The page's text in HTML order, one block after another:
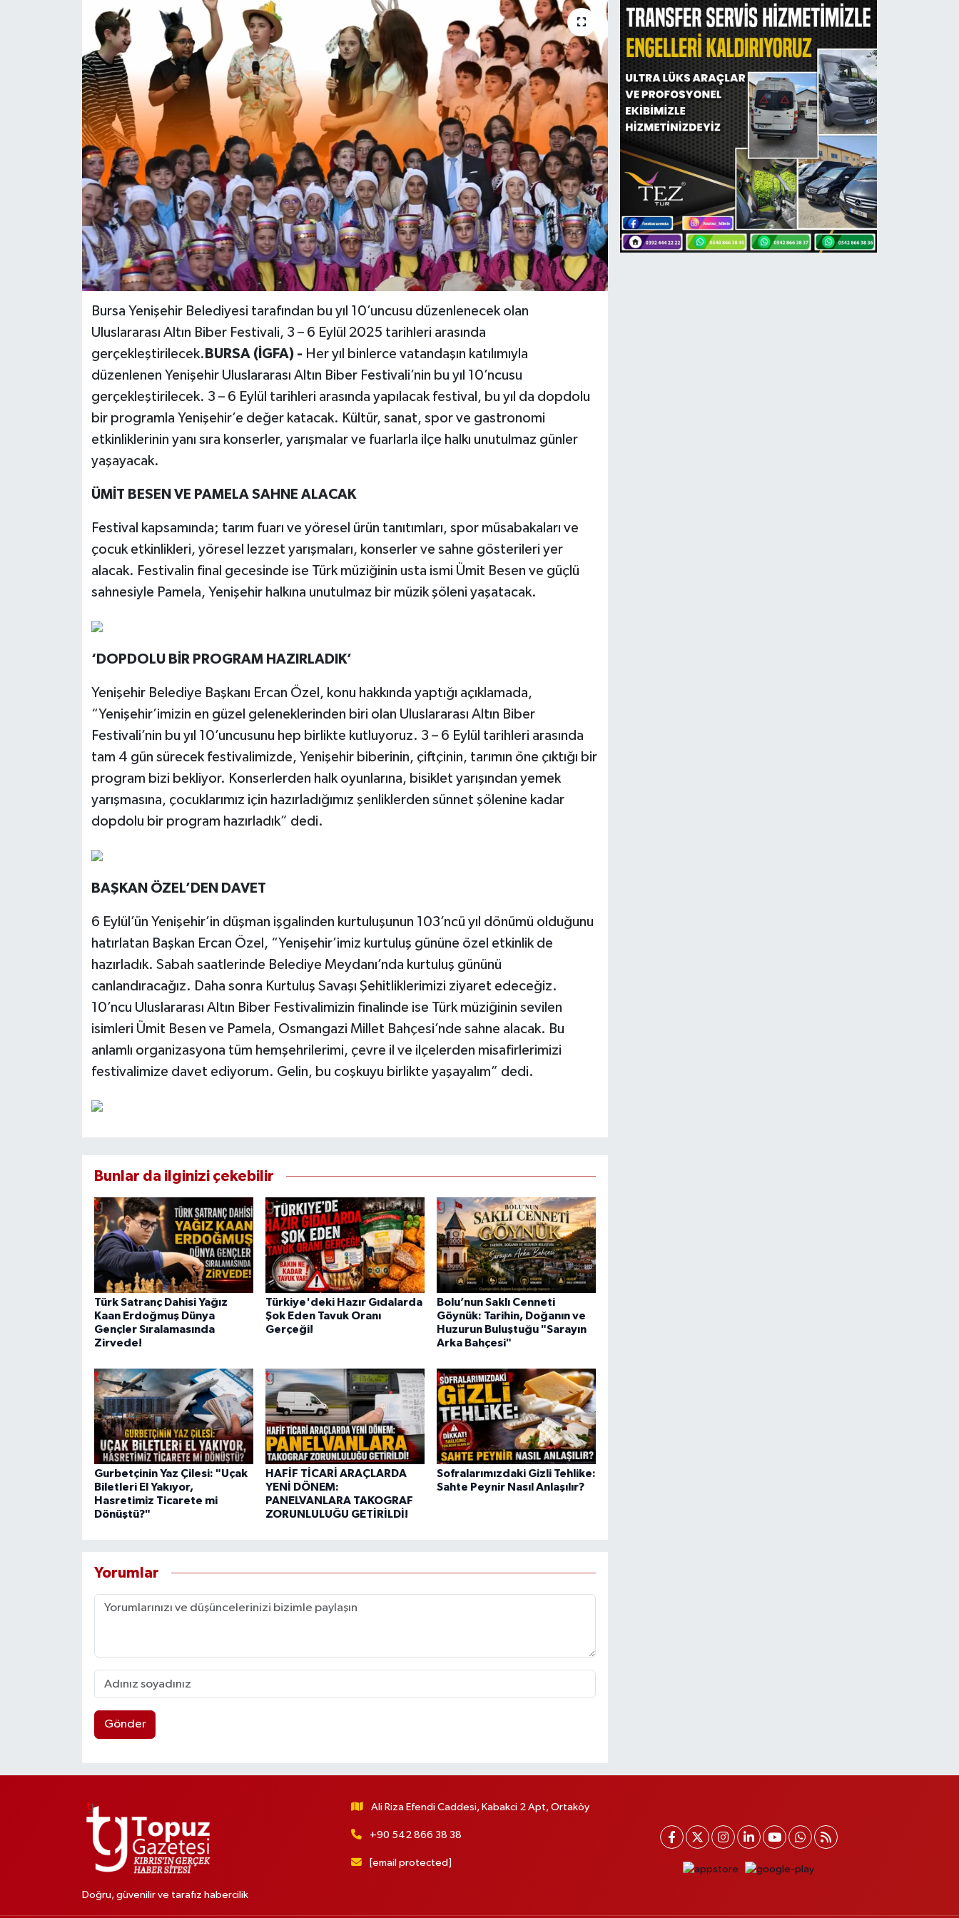
Bursa Yenişehir Belediyesi tarafından bu yıl 10’uncusu düzenlenecek olan
Uluslararası Altın Biber Festivali, 3 – 6 Eylül 2025 tarihleri arasında
gerçekleştirilecek. BURSA (İGFA) - Her yıl binlerce vatandaşın katılımıyla
düzenlenen Yenişehir Uluslararası Altın Biber Festivali’nin bu yıl 10’ncusu
gerçekleştirilecek. 3 – 6 Eylül tarihleri arasında yapılacak festival, bu yıl da dopdolu
bir programla Yenişehir’e değer katacak. Kültür, sanat, spor ve gastronomi
etkinliklerinin yanı sıra konserler, yarışmalar ve fuarlarla ilçe halkı unutulmaz günler
yaşayacak.
ÜMİT BESEN VE PAMELA SAHNE ALACAK
Festival kapsamında; tarım fuarı ve yöresel ürün tanıtımları, spor müsabakaları ve
çocuk etkinlikleri, yöresel lezzet yarışmaları, konserler ve sahne gösterileri yer
alacak. Festivalin final gecesinde ise Türk müziğinin usta ismi Ümit Besen ve güçlü
sahnesiyle Pamela, Yenişehir halkına unutulmaz bir müzik şöleni yaşatacak.
‘DOPDOLU BİR PROGRAM HAZIRLADIK’
Yenişehir Belediye Başkanı Ercan Özel, konu hakkında yaptığı açıklamada,
“Yenişehir’imizin en güzel geleneklerinden biri olan Uluslararası Altın Biber
Festivali’nin bu yıl 10’uncusunu hep birlikte kutluyoruz. 3 – 6 Eylül tarihleri arasında
tam 4 gün sürecek festivalimizde, Yenişehir biberinin, çiftçinin, tarımın öne çıktığı bir
program bizi bekliyor. Konserlerden halk oyunlarına, bisiklet yarışından yemek
yarışmasına, çocuklarımız için hazırladığımız şenliklerden sünnet şölenine kadar
dopdolu bir program hazırladık” dedi.
BAŞKAN ÖZEL’DEN DAVET
6 Eylül’ün Yenişehir’in düşman işgalinden kurtuluşunun 103’ncü yıl dönümü olduğunu
hatırlatan Başkan Ercan Özel, “Yenişehir’imiz kurtuluş gününe özel etkinlik de
hazırladık. Sabah saatlerinde Belediye Meydanı’nda kurtuluş gününü
canlandıracağız. Daha sonra Kurtuluş Savaşı Şehitliklerimizi ziyaret edeceğiz.
10’ncu Uluslararası Altın Biber Festivalimizin finalinde ise Türk müziğinin sevilen
isimleri Ümit Besen ve Pamela, Osmangazi Millet Bahçesi’nde sahne alacak. Bu
anlamlı organizasyona tüm hemşehrilerimi, çevre il ve ilçelerden misafirlerimizi
festivalimize davet ediyorum. Gelin, bu coşkuyu birlikte yaşayalım” dedi.
Bunlar da ilginizi çekebilir
Türk Satranç Dahisi Yağız
Kaan Erdoğmuş Dünya
Gençler Sıralamasında
Zirvede!
Türkiye'deki Hazır Gıdalarda
Şok Eden Tavuk Oranı
Gerçeği!
Bolu’nun Saklı Cenneti
Göynük: Tarihin, Doğanın ve
Huzurun Buluştuğu "Sarayın
Arka Bahçesi"
Gurbetçinin Yaz Çilesi: "Uçak
Biletleri El Yakıyor,
Hasretimiz Ticarete mi
Dönüştü?"
HAFİF TİCARİ ARAÇLARDA
YENİ DÖNEM:
PANELVANLARA TAKOGRAF
ZORUNLULUĞU GETİRİLDİ!
Sofralarımızdaki Gizli Tehlike:
Sahte Peynir Nasıl Anlaşılır?
Yorumlar
Gönder
Doğru, güvenilir ve tarafız habercilik
Ali Riza Efendi Caddesi, Kabakci 2 Apt, Ortaköy
+90 542 866 38 38
[email protected]